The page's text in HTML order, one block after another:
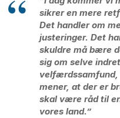
sikrer en mere
Det handler om
justeringer. Det
skuldre må bære
sig om selve
velfærdssamfund,
mener, at der er
skal være råd til
vores land.”